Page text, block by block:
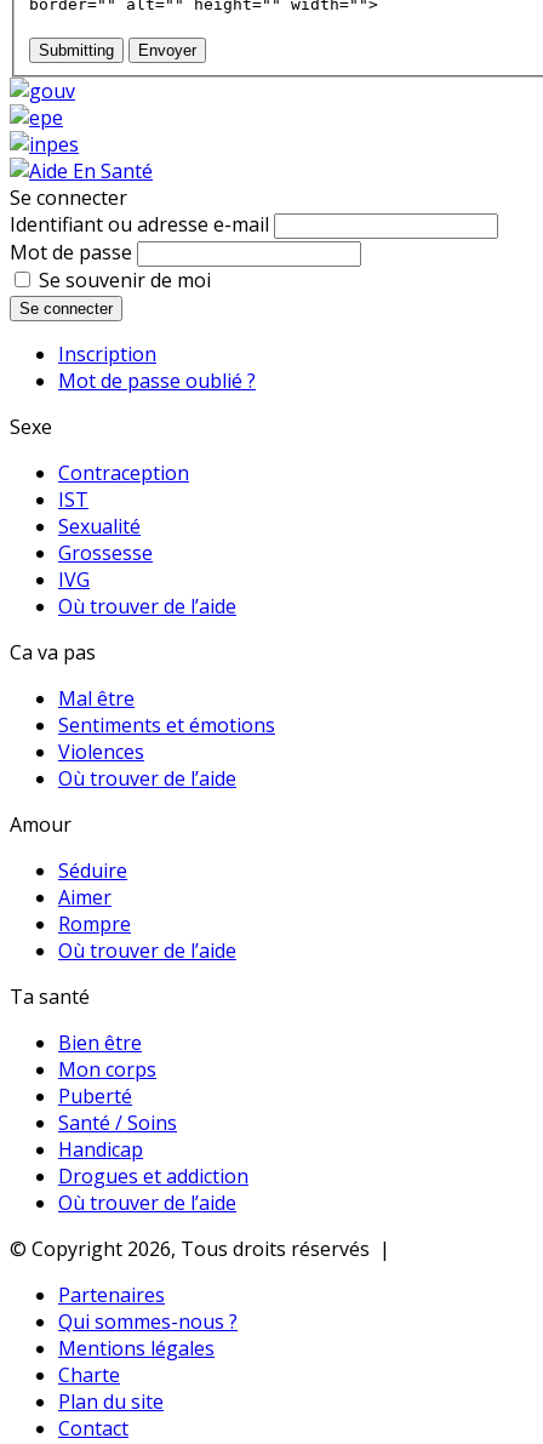
border="" alt="" height="" width="">
Submitting Envoyer
Se connecter
Identifiant ou adresse e-mail
Mot de passe
Se souvenir de moi
Se connecter
Inscription
Mot de passe oublié ?
Sexe
Contraception
IST
Sexualité
Grossesse
IVG
Où trouver de l’aide
Ca va pas
Mal être
Sentiments et émotions
Violences
Où trouver de l’aide
Amour
Séduire
Aimer
Rompre
Où trouver de l’aide
Ta santé
Bien être
Mon corps
Puberté
Santé / Soins
Handicap
Drogues et addiction
Où trouver de l’aide
© Copyright 2026, Tous droits réservés |
Partenaires
Qui sommes-nous ?
Mentions légales
Charte
Plan du site
Contact